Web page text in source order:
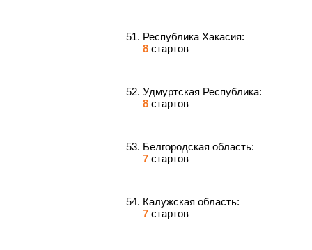
Республика Хакасия:
8 стартов
Удмуртская Республика:
8 стартов
Белгородская область:
7 стартов
Калужская область:
7 стартов